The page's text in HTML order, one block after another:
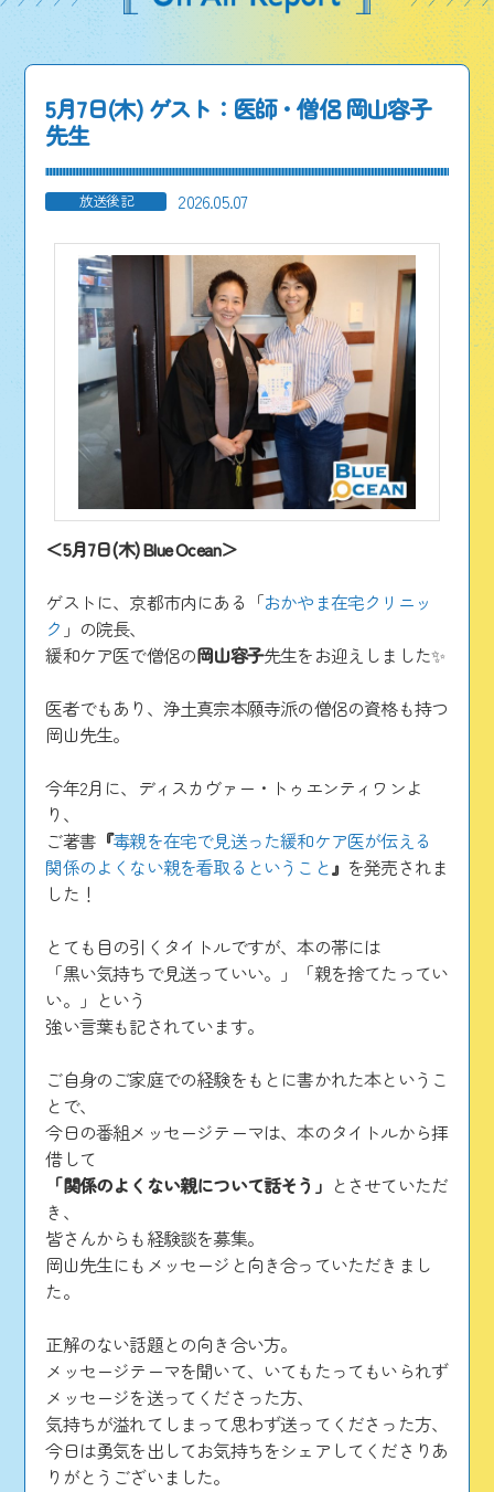
5月7日(木) ゲスト：医師・僧侶 岡山容子
先生
放送後記 2026.05.07
＜5月7日(木) Blue Ocean＞
ゲストに、京都市内にある「おかやま在宅クリニッ
ク 」の院長、
緩和ケア医で僧侶の岡山容子先生をお迎えしました✨
医者でもあり、浄土真宗本願寺派の僧侶の資格も持つ
岡山先生。
今年2月に、ディスカヴァー・トゥエンティワンよ
り、
ご著書『毒親を在宅で見送った緩和ケア医が伝える
関係のよくない親を看取るということ』 を発売されま
した！
とても目の引くタイトルですが、本の帯には
「黒い気持ちで見送っていい。」「親を捨てたってい
い。」という
強い言葉も記されています。
ご自身のご家庭での経験をもとに書かれた本というこ
とで、
今日の番組メッセージテーマは、本のタイトルから拝
借して
「関係のよくない親について話そう」 とさせていただ
き、
皆さんからも経験談を募集。
岡山先生にもメッセージと向き合っていただきまし
た。
正解のない話題との向き合い方。
メッセージテーマを聞いて、いてもたってもいられず
メッセージを送ってくださった方、
気持ちが溢れてしまって思わず送ってくださった方、
今日は勇気を出してお気持ちをシェアしてくださりあ
りがとうございました。